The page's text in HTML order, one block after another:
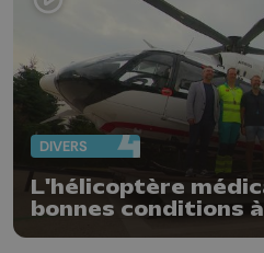
DIVERS
L'hélicoptère
bonnes conditions